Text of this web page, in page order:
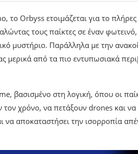
Orbyss ετοιμάζεται για το
τους παίκτες σε έναν
μυστήριο. Παράλληλα με την
μερικά από τα πιο εντυπωσιακά
βασισμένο στη λογική, όπου οι
χρόνο, να πετάξουν drones και
να αποκαταστήσει την ισορροπία